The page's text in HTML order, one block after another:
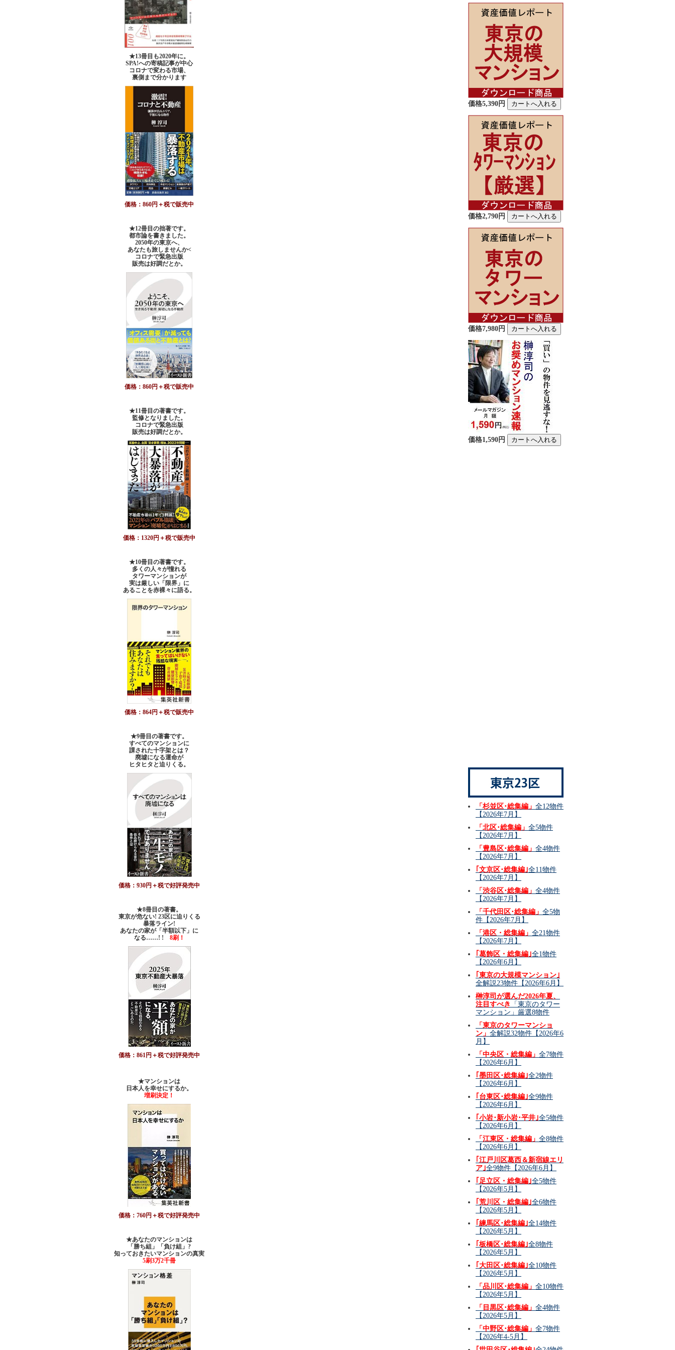
★13冊目も2020年に。
SPA!への寄稿記事が中心
コロナで変わる市場、
裏側まで分かります
価格：860円＋税で販売中
★12冊目の拙著です。
都市論を書きました。
2050年の東京へ、
あなたも旅しませんか<
コロナで緊急出版
販売は好調だとか。
価格：860円＋税で販売中
★11冊目の著書です。
監修となりました。
コロナで緊急出版
販売は好調だとか。
価格：1320円＋税で販売中
★10冊目の著書です。
多くの人々が憧れる
タワーマンションが
実は厳しい「限界」に
あることを赤裸々に語る。
価格：864円＋税で販売中
★9冊目の著書です。
すべてのマンションに
課された十字架とは？
廃墟になる運命が
ヒタヒタと迫りくる。
価格：930円＋税で好評発売中
★8冊目の著書。
東京が危ない! 23区に迫りくる
暴落ライン!
あなたの家が「半額以下」に
なる……! ! 8刷！
価格：861円＋税で好評発売中
★マンションは
日本人を幸せにするか。
増刷決定！
価格：760円＋税で好評発売中
★あなたのマンションは
「勝ち組」「負け組」?
知っておきたいマンションの真実
5刷3万2千冊
価格5,390円
価格2,790円
価格7,980円
価格1,590円
「杉並区･総集編」 全12物件
【2026年7月】
「北区･総集編」 全5物件
【2026年7月】
「豊島区･総集編」 全4物件
【2026年7月】
｢文京区･総集編｣全11物件
【2026年7月】
「渋谷区･総集編」 全4物件
【2026年7月】
「千代田区･総集編」 全5物
件【2026年7月】
「港区・総集編」 全21物件
【2026年7月】
｢葛飾区・総集編｣全1物件
【2026年6月】
｢東京の大規模マンション｣
全解説23物件【2026年6月】
榊淳司が選んだ2026年夏、
注目すべき
「東京のタワー
マンション」厳選8物件
「東京のタワーマンショ
ン」 全解説32物件【2026年6
月】
「中央区・総集編」 全7物件
【2026年6月】
｢墨田区･総集編｣全2物件
【2026年6月】
｢台東区･総集編｣全9物件
【2026年6月】
｢小岩･新小岩･平井｣全5物件
【2026年6月】
「江東区・総集編」 全8物件
【2026年6月】
｢江戸川区葛西＆新宿線エリ
ア｣全9物件【2026年6月】
｢足立区・総集編｣全5物件
【2026年5月】
｢荒川区・総集編｣全6物件
【2026年5月】
｢練馬区･総集編｣全14物件
【2026年5月】
｢板橋区･総集編｣全8物件
【2026年5月】
｢大田区･総集編｣全10物件
【2026年5月】
「品川区･総集編」 全10物件
【2026年5月】
「目黒区･総集編」 全4物件
【2026年5月】
「中野区･総集編」 全7物件
【2026年4-5月】